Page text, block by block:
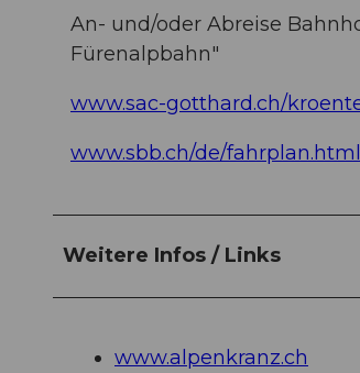
An- und/oder Abreise
Fürenalpbahn"
www.sac-gotthard.ch/
www.sbb.ch/de/fahrplan.html
Weitere Infos / Links
www.alpenkranz.ch